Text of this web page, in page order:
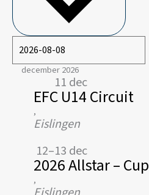
december 2026
11 dec
EFC U14 Circuit
,
Eislingen
12–13 dec
2026 Allstar – Cup
,